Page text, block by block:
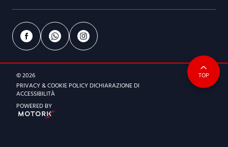
Via Berlinguer, 44 - 20872 Cornate D'Adda (MB)
039 9630840
emmebi@emmebimotori.com
Dal lunedì al venerdì
9:00-12:30 | 14.30-19:00
Sabato
Via Parini, 578 - 23852 Garlate (LC)
emmebi@emmebimotori.com
ORARI DI APERTURA
Dal lunedì al venerdì
© 2026
PRIVACY & COOKIE POLICY DICHIARAZIONE DI
ACCESSIBILITÀ
POWERED BY
TOP